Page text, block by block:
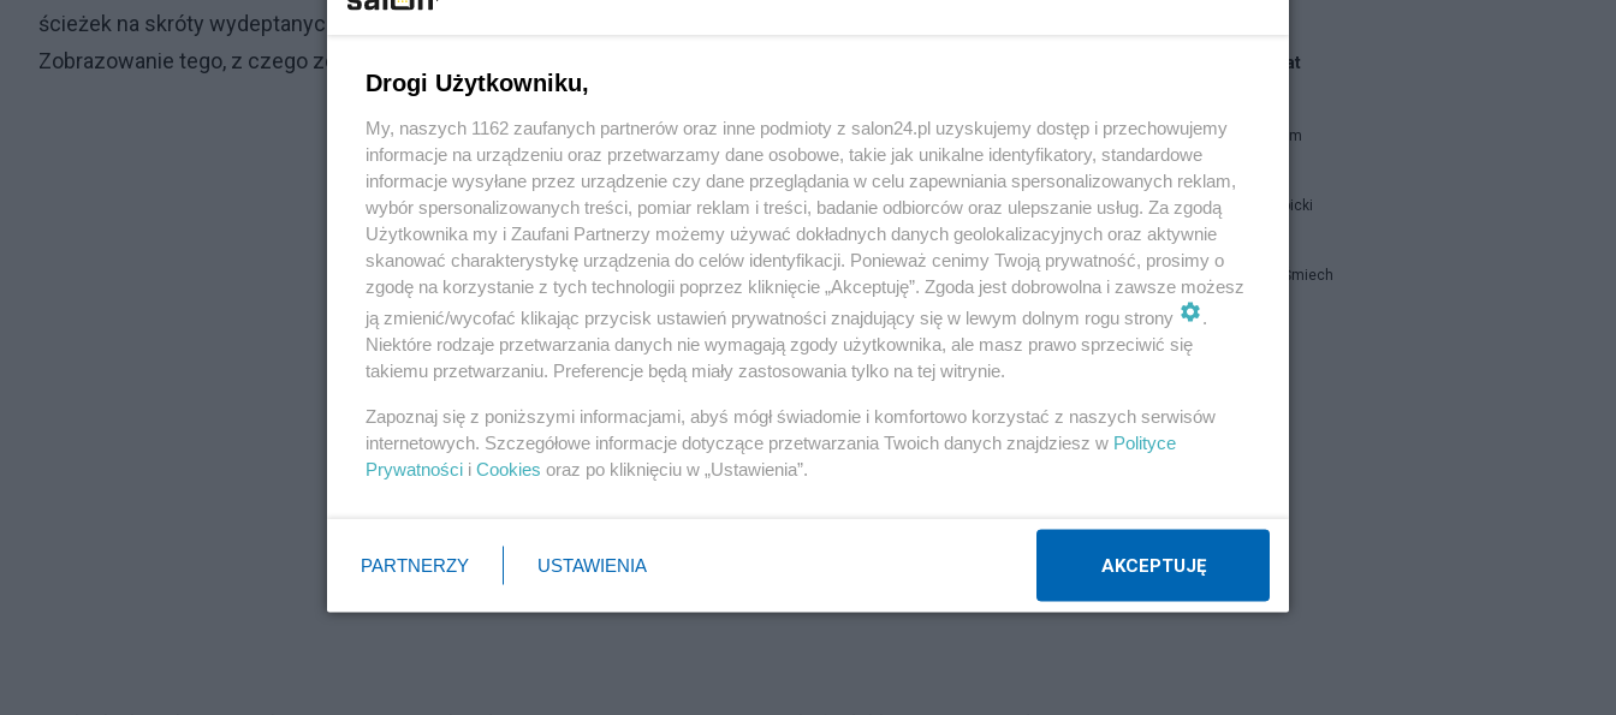
ścieżek na skróty wydeptanych obok nietkniętych stopą pieszego chodników. To się nazywa wizualizacja.
Zobrazowanie tego, z czego zdaje sobie sprawę każdy trzeźwiejszy prawnik.
Blogi na ten temat
antyoszolom
Jan Filip Libicki
Sylwester Śmiech
Napisz notkę
Drogi Użytkowniku,
My, naszych 1162 zaufanych partnerów oraz inne podmioty z salon24.pl uzyskujemy dostęp i przechowujemy
informacje na urządzeniu oraz przetwarzamy dane osobowe, takie jak unikalne identyfikatory, standardowe
informacje wysyłane przez urządzenie czy dane przeglądania w celu zapewniania spersonalizowanych reklam,
wybór spersonalizowanych treści, pomiar reklam i treści, badanie odbiorców oraz ulepszanie usług. Za zgodą
Użytkownika my i Zaufani Partnerzy możemy używać dokładnych danych geolokalizacyjnych oraz aktywnie
skanować charakterystykę urządzenia do celów identyfikacji. Ponieważ cenimy Twoją prywatność, prosimy o
zgodę na korzystanie z tych technologii poprzez kliknięcie „Akceptuję”. Zgoda jest dobrowolna i zawsze możesz
ją zmienić/wycofać klikając przycisk ustawień prywatności znajdujący się w lewym dolnym rogu strony
.
Niektóre rodzaje przetwarzania danych nie wymagają zgody użytkownika, ale masz prawo sprzeciwić się
takiemu przetwarzaniu. Preferencje będą miały zastosowania tylko na tej witrynie.
Zapoznaj się z poniższymi informacjami, abyś mógł świadomie i komfortowo korzystać z naszych serwisów
internetowych. Szczegółowe informacje dotyczące przetwarzania Twoich danych znajdziesz w Polityce
Prywatności i Cookies oraz po kliknięciu w „Ustawienia”.
PARTNERZY USTAWIENIA AKCEPTUJĘ